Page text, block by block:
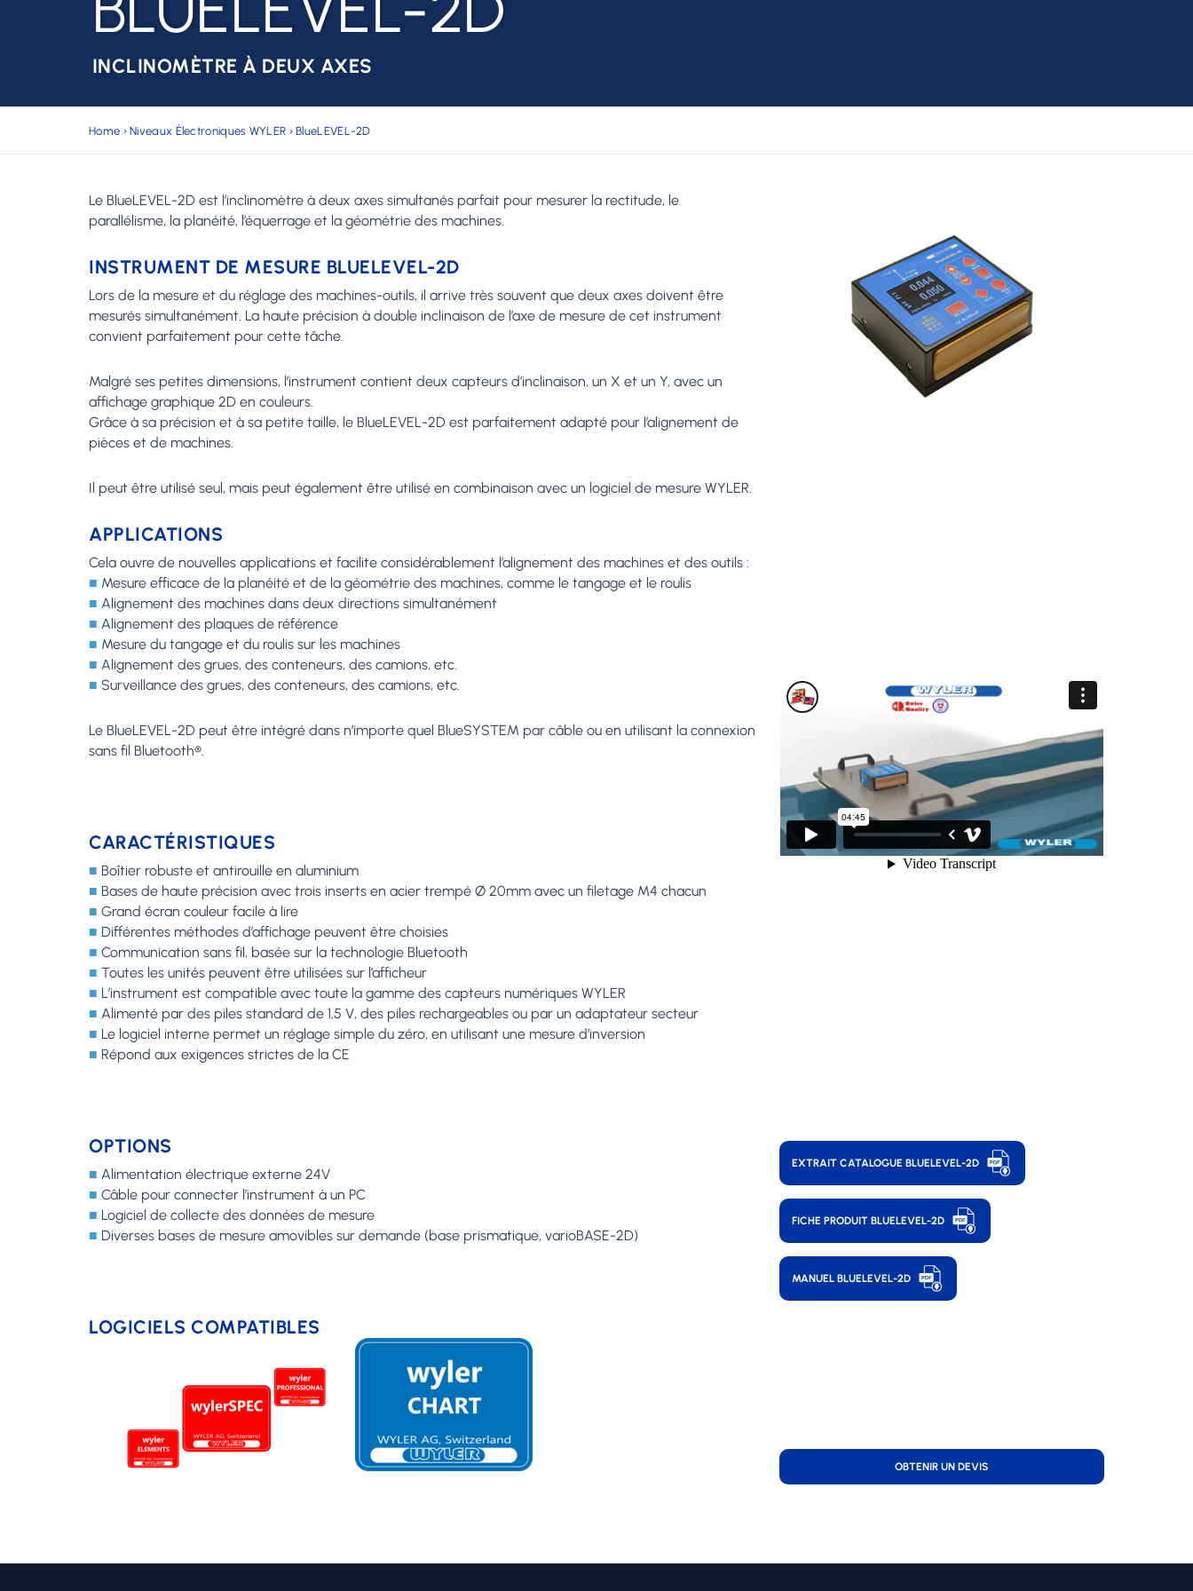
INCLINOMÈTRE À DEUX AXES
Home ›Niveaux Électroniques WYLER ›BlueLEVEL-2D
Le BlueLEVEL-2D est l’inclinomètre à deux axes simultanés parfait pour mesurer la rectitude, le
parallélisme, la planéité, l’équerrage et la géométrie des machines.
INSTRUMENT DE MESURE BLUELEVEL-2D
Lors de la mesure et du réglage des machines-outils, il arrive très souvent que deux axes doivent être
mesurés simultanément. La haute précision à double inclinaison de l’axe de mesure de cet instrument
convient parfaitement pour cette tâche.
Malgré ses petites dimensions, l’instrument contient deux capteurs d’inclinaison, un X et un Y, avec un
affichage graphique 2D en couleurs.
Grâce à sa précision et à sa petite taille, le BlueLEVEL-2D est parfaitement adapté pour l’alignement de
pièces et de machines.
Il peut être utilisé seul, mais peut également être utilisé en combinaison avec un logiciel de mesure WYLER.
APPLICATIONS
Cela ouvre de nouvelles applications et facilite considérablement l’alignement des machines et des outils :
■ Mesure efficace de la planéité et de la géométrie des machines, comme le tangage et le roulis
■Alignement des machines dans deux directions simultanément
■Alignement des plaques de référence
■ Mesure du tangage et du roulis sur les machines
■Alignement des grues, des conteneurs, des camions, etc.
■ Surveillance des grues, des conteneurs, des camions, etc.
Le BlueLEVEL-2D peut être intégré dans n’importe quel BlueSYSTEM par câble ou en utilisant la connexion
sans fil Bluetooth®.
CARACTÉRISTIQUES
■ Boîtier robuste et antirouille en aluminium
■ Bases de haute précision avec trois inserts en acier trempé Ø 20mm avec un filetage M4 chacun
■Grand écran couleur facile à lire
■ Différentes méthodes d’affichage peuvent être choisies
■Communication sans fil, basée sur la technologie Bluetooth
■Toutes les unités peuvent être utilisées sur l’afficheur
■ L’instrument est compatible avec toute la gamme des capteurs numériques WYLER
■Alimenté par des piles standard de 1,5 V, des piles rechargeables ou par un adaptateur secteur
■ Le logiciel interne permet un réglage simple du zéro, en utilisant une mesure d’inversion
■ Répond aux exigences strictes de la CE
OPTIONS
■Alimentation électrique externe 24V
■Câble pour connecter l’instrument à un PC
■ Logiciel de collecte des données de mesure
■ Diverses bases de mesure amovibles sur demande (base prismatique, varioBASE-2D)
LOGICIELS COMPATIBLES
EXTRAIT CATALOGUE BLUELEVEL-2D
FICHE PRODUIT BLUELEVEL-2D
MANUEL BLUELEVEL-2D
OBTENIR UN DEVIS